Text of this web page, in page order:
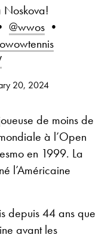
Noskova!
@wwos •
20, 2024
de moins de
à l’Open
en 1999. La
l’Américaine
depuis 44 ans que
avant les